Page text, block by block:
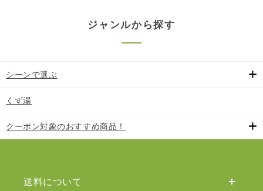
ジャンルから探す
シーンで選ぶ
くず湯
クーポン対象のおすすめ商品！
送料について